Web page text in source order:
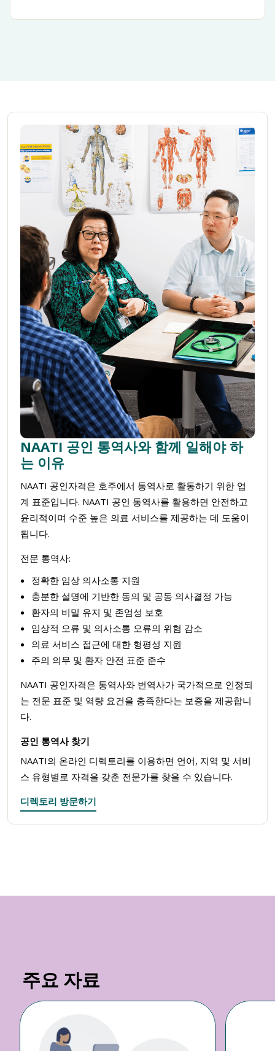
NAATI 공인 통역사와 함께 일해야 하
는 이유
NAATI 공인자격은 호주에서 통역사로 활동하기 위한 업
계 표준입니다. NAATI 공인 통역사를 활용하면 안전하고
윤리적이며 수준 높은 의료 서비스를 제공하는 데 도움이
됩니다.
전문 통역사:
정확한 임상 의사소통 지원
충분한 설명에 기반한 동의 및 공동 의사결정 가능
환자의 비밀 유지 및 존엄성 보호
임상적 오류 및 의사소통 오류의 위험 감소
의료 서비스 접근에 대한 형평성 지원
주의 의무 및 환자 안전 표준 준수
NAATI 공인자격은 통역사와 번역사가 국가적으로 인정되
는 전문 표준 및 역량 요건을 충족한다는 보증을 제공합니
다.
공인 통역사 찾기
NAATI의 온라인 디렉토리를 이용하면 언어, 지역 및 서비
스 유형별로 자격을 갖춘 전문가를 찾을 수 있습니다.
디렉토리 방문하기
주요 자료